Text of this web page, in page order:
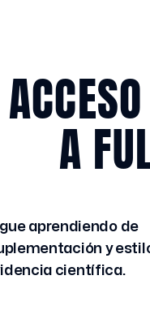
A
aprendiendo de
y
científica.